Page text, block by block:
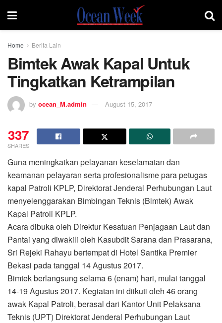
Home Berita Lain
Bimtek Awak Kapal Untuk
Tingkatkan Ketrampilan
by ocean_M.admin August 15, 2017
337
SHARES
Guna meningkatkan pelayanan keselamatan dan
keamanan pelayaran serta profesionalisme para petugas
kapal Patroli KPLP, Direktorat Jenderal Perhubungan Laut
menyelenggarakan Bimbingan Teknis (Bimtek) Awak
Kapal Patroli KPLP.
Acara dibuka oleh Direktur Kesatuan Penjagaan Laut dan
Pantai yang diwakili oleh Kasubdit Sarana dan Prasarana,
Sri Rejeki Rahayu bertempat di Hotel Santika Premier
Bekasi pada tanggal 14 Agustus 2017.
Bimtek berlangsung selama 6 (enam) hari, mulai tanggal
14-19 Agustus 2017. Kegiatan ini diikuti oleh 46 orang
awak Kapal Patroli, berasal dari Kantor Unit Pelaksana
Teknis (UPT) Direktorat Jenderal Perhubungan Laut